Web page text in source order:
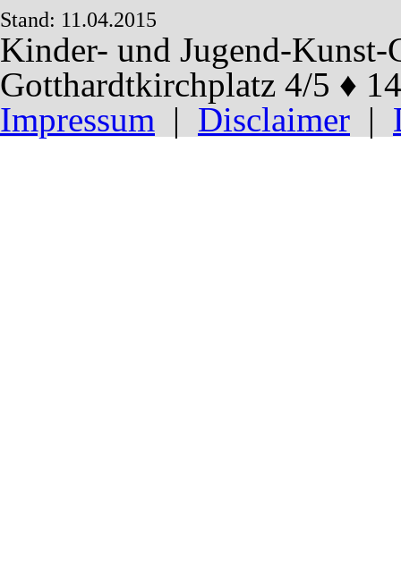
Stand: 11.04.2015
Kinder- und Jugend-Kunst-
Gotthardtkirchplatz 4/5 ♦
Impressum | Disclaimer |